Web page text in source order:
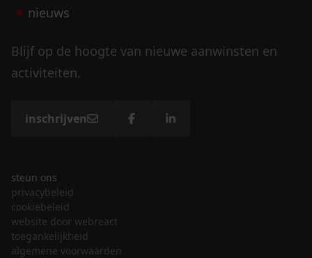
nieuws
Blijf op de hoogte van nieuwe aanwinsten en
activiteiten.
inschrijven
steun ons
privacybeleid
cookiebeleid
website door webreact
toegankelijkheid
algemene voorwaarden